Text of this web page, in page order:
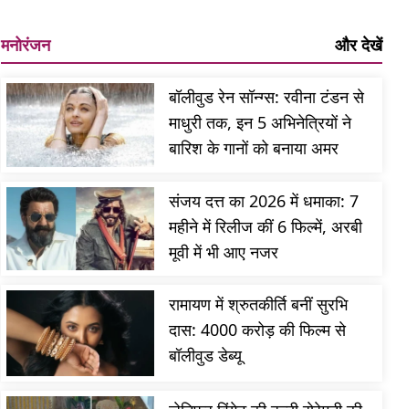
मनोरंजन और देखें
बॉलीवुड रेन सॉन्ग्स: रवीना टंडन से
माधुरी तक, इन 5 अभिनेत्रियों ने
बारिश के गानों को बनाया अमर
संजय दत्त का 2026 में धमाका: 7
महीने में रिलीज कीं 6 फिल्में, अरबी
मूवी में भी आए नजर
रामायण में श्रुतकीर्ति बनीं सुरभि
दास: 4000 करोड़ की फिल्म से
बॉलीवुड डेब्यू